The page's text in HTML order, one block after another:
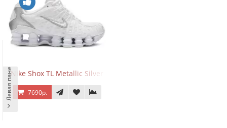
Nike Shox TL Metallic Silver
7690р.
Левая панель